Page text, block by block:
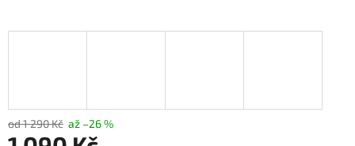
od 1 290 Kč až –26 %